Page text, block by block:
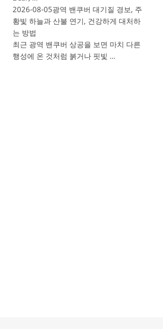
2026-08-05광역 밴쿠버 대기질 경보, 주
황빛 하늘과 산불 연기, 건강하게 대처하
는 방법
최근 광역 밴쿠버 상공을 보면 마치 다른
행성에 온 것처럼 붉거나 핏빛 …